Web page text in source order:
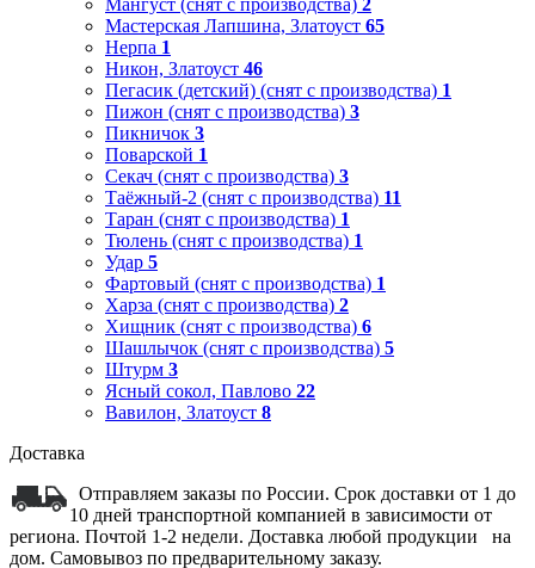
Мангуст (снят с производства) 2
Мастерская Лапшина, Златоуст 65
Нерпа 1
Никон, Златоуст 46
Пегасик (детский) (снят с производства) 1
Пижон (снят с производства) 3
Пикничок 3
Поварской 1
Секач (снят с производства) 3
Таёжный-2 (снят с производства) 11
Таран (снят с производства) 1
Тюлень (снят с производства) 1
Удар 5
Фартовый (снят с производства) 1
Харза (снят с производства) 2
Хищник (снят с производства) 6
Шашлычок (снят с производства) 5
Штурм 3
Ясный сокол, Павлово 22
Вавилон, Златоуст 8
Доставка
Отправляем заказы по России. Срок доставки от 1 до
10 дней транспортной компанией в зависимости от
региона. Почтой 1-2 недели. Доставка любой продукции на
дом. Самовывоз по предварительному заказу.